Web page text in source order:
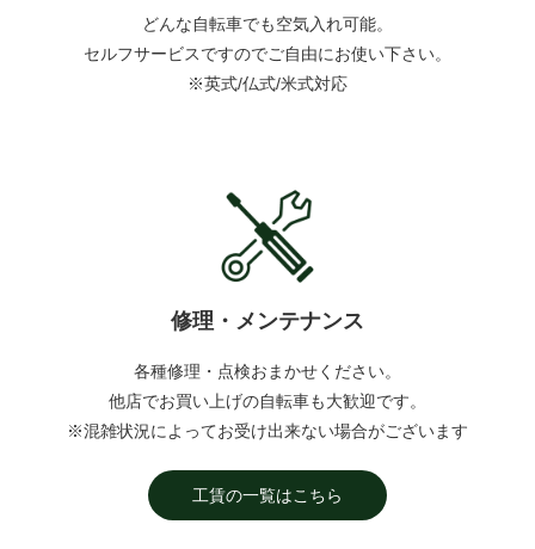
どんな自転車でも空気入れ可能。
セルフサービスですのでご自由にお使い下さい。
※英式/仏式/米式対応
修理・メンテナンス
各種修理・点検おまかせください。
他店でお買い上げの自転車も大歓迎です。
※混雑状況によってお受け出来ない場合がございます
工賃の一覧はこちら